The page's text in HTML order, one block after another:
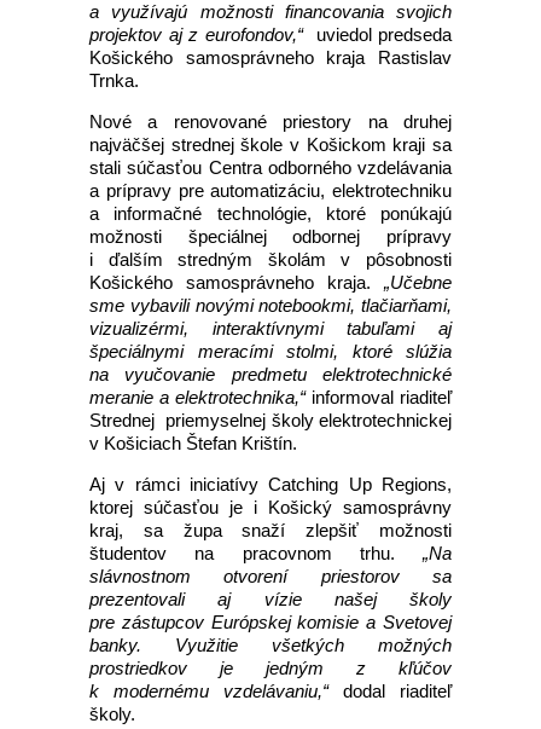
a využívajú možnosti financovania svojich
projektov aj z eurofondov,“ uviedol predseda
Košického samosprávneho kraja Rastislav
Trnka.
Nové a renovované priestory na druhej
najväčšej strednej škole v Košickom kraji sa
stali súčasťou Centra odborného vzdelávania
a prípravy pre automatizáciu, elektrotechniku
a informačné technológie, ktoré ponúkajú
možnosti špeciálnej odbornej prípravy
i ďalším stredným školám v pôsobnosti
Košického samosprávneho kraja. „Učebne
sme vybavili novými notebookmi, tlačiarňami,
vizualizérmi, interaktívnymi tabuľami aj
špeciálnymi meracími stolmi, ktoré slúžia
na vyučovanie predmetu elektrotechnické
meranie a elektrotechnika,“informoval riaditeľ
Strednej priemyselnej školy elektrotechnickej
v Košiciach Štefan Krištín.
Aj v rámci iniciatívy Catching Up Regions,
ktorej súčasťou je i Košický samosprávny
kraj, sa župa snaží zlepšiť možnosti
študentov na pracovnom trhu. „Na
slávnostnom otvorení priestorov sa
prezentovali aj vízie našej školy
pre zástupcov Európskej komisie a Svetovej
banky. Využitie všetkých možných
prostriedkov je jedným z kľúčov
k modernému vzdelávaniu,“dodal riaditeľ
školy.